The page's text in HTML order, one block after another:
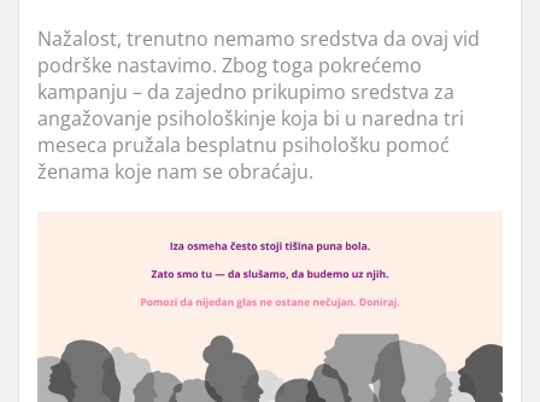
Nažalost, trenutno nemamo sredstva da ovaj vid
podrške nastavimo. Zbog toga pokrećemo
kampanju – da zajedno prikupimo sredstva za
angažovanje psihološkinje koja bi u naredna tri
meseca pružala besplatnu psihološku pomoć
ženama koje nam se obraćaju.